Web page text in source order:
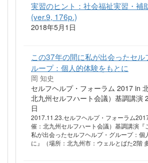
実習のヒント：社会福祉実習・補
(ver.9, 176p.)
2018年5月1日
この37年の間に私が出会ったセル
ループ：個人的体験をもとに
岡 知史
セルフヘルプ・フォーラム 2017 in
北九州セルフハート会議）基調講演
日
2017.11.23.セルフヘルプ・フォーラム
催：北九州セルフハート会議）基調講演『
私が出会ったセルフヘルプ・グループ：個
に』（場所：北九州市：ウェルとばた2階